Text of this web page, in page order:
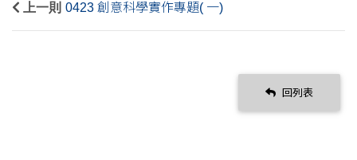
上一則 0423 創意科學實作專題( 一)
回列表